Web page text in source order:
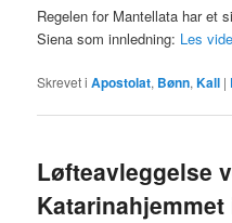
Regelen for Mantellata har et
Siena som innledning: Les
Skrevet i Apostolat, Bønn,Kall |
Løfteavleggelse
Katarinahjemmet